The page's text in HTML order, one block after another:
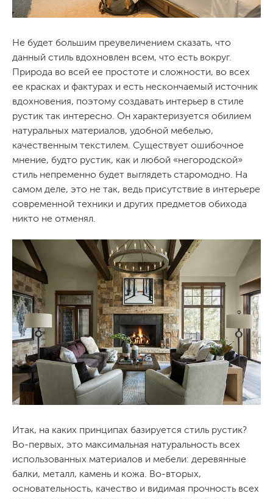
Не будет большим преувеличением сказать, что
данный стиль вдохновлен всем, что есть вокруг.
Природа во всей ее простоте и сложности, во всех
ее красках и фактурах и есть нескончаемый источник
вдохновения, поэтому создавать интерьер в стиле
рустик так интересно. Он характеризуется обилием
натуральных материалов, удобной мебелью,
качественным текстилем. Существует ошибочное
мнение, будто рустик, как и любой «негородской»
стиль непременно будет выглядеть старомодно. На
самом деле, это не так, ведь присутствие в интерьере
современной техники и других предметов обихода
никто не отменял.
Итак, на каких принципах базируется стиль рустик?
Во-первых, это максимальная натуральность всех
использованных материалов и мебели: деревянные
балки, металл, камень и кожа. Во-вторых,
основательность, качество и видимая прочность всех